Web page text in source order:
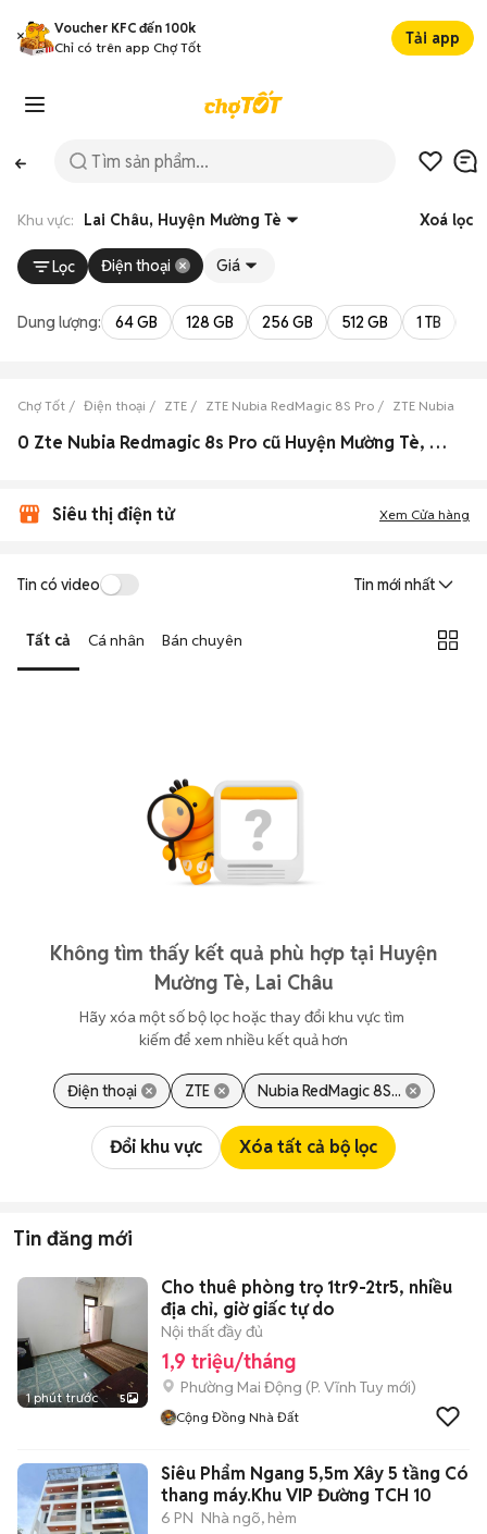
Voucher KFC đến 100k
Chỉ có trên app Chợ Tốt
Tải app
Khu vực: Lai Châu, Huyện Mường Tè Xoá lọc
Lọc Điện thoại Giá
Dung lượng: 64 GB 128 GB 256 GB 512 GB 1 TB
Chợ Tốt Điện thoại ZTE ZTE Nubia RedMagic 8S Pro ZTE Nubia
0 Zte Nubia Redmagic 8s Pro cũ Huyện Mường Tè, Lai Châu đẹp
Siêu thị điện tử Xem Cửa hàng
Tin có video Tin mới nhất
Tất cả Cá nhân Bán chuyên
Không tìm thấy kết quả phù hợp tại Huyện
Mường Tè, Lai Châu
Hãy xóa một số bộ lọc hoặc thay đổi khu vực tìm
kiếm để xem nhiều kết quả hơn
Điện thoại ZTE Nubia RedMagic 8S...
Đổi khu vực Xóa tất cả bộ lọc
Tin đăng mới
1 phút trước 5
Cho thuê phòng trọ 1tr9-2tr5, nhiều
địa chỉ, giờ giấc tự do
Nội thất đầy đủ
1,9 triệu/tháng
Phường Mai Động (P. Vĩnh Tuy mới)
Cộng Đồng Nhà Đất
Siêu Phẩm Ngang 5,5m Xây 5 tầng Có
thang máy.Khu VIP Đường TCH 10
6 PN Nhà ngõ, hẻm